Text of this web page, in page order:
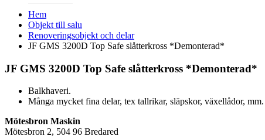
Hem
Objekt till salu
Renoveringsobjekt och delar
JF GMS 3200D Top Safe slåtterkross *Demonterad*
JF GMS 3200D Top Safe slåtterkross *Demonterad*
Balkhaveri.
Många mycket fina delar, tex tallrikar, släpskor, växellådor, mm.
Mötesbron Maskin
Mötesbron 2, 504 96 Bredared